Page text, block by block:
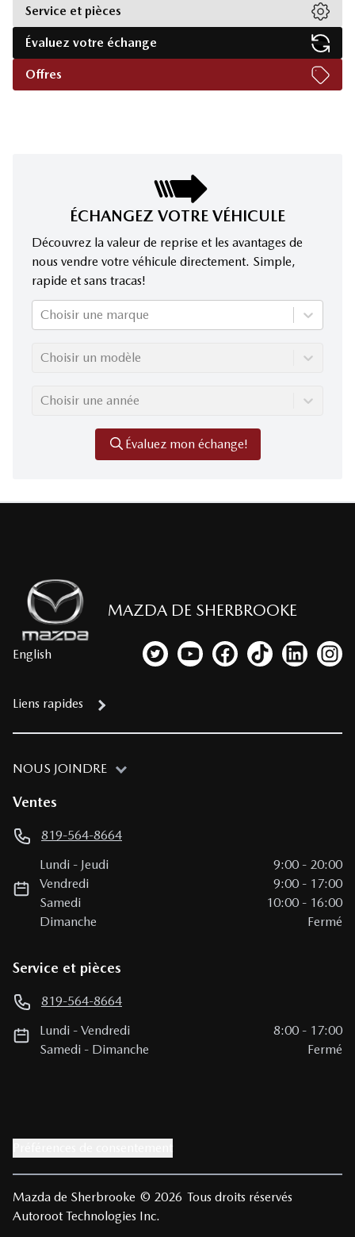
Service et pièces
Évaluez votre échange
Offres
ÉCHANGEZ VOTRE VÉHICULE
Découvrez la valeur de reprise et les avantages de
nous vendre votre véhicule directement. Simple,
rapide et sans tracas!
Choisir une marque
Choisir un modèle
Choisir une année
Évaluez mon échange!
MAZDA DE SHERBROOKE
English Lien vers notre compte Twitter
Lien vers notre chaîne
Lien vers notre page
Lien vers notre
Lien vers
Lien
Liens rapides
NOUS JOINDRE
Ventes
819-564-8664
Lundi - Jeudi 9:00 - 20:00
Vendredi
9:00 - 17:00
Samedi
10:00 - 16:00
Dimanche
Fermé
Service et pièces
819-564-8664
Lundi -Vendredi 8:00 - 17:00
Samedi - Dimanche Fermé
Mazda de Sherbrooke © 2026 Tous droits réservés
Autoroot Technologies Inc.